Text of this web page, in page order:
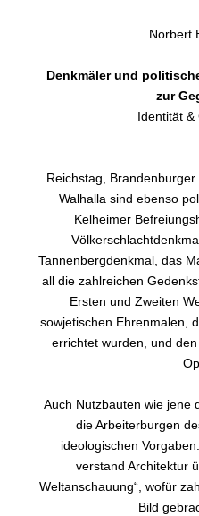
Norbert
Denkmäler und
zur
Identität &
Reichstag,
Walhalla sind ebenso
Kelheimer
Tannenbergdenkmal, das
all die zahlreichen
Ersten und Zweiten
sowjetischen Ehrenmalen,
errichtet wurden, und
Auch Nutzbauten wie jene
die Arbeiterburgen
ideologischen
verstand Architektur
Weltanschauung“, wofür
Bild